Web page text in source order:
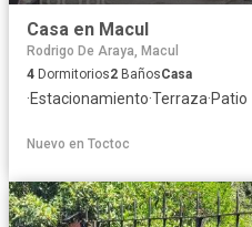
Casa en Macul
Rodrigo De Araya, Macul
4 Dormitorios2 BañosCasa
·Estacionamiento·Terraza·Patio
Nuevo en Toctoc